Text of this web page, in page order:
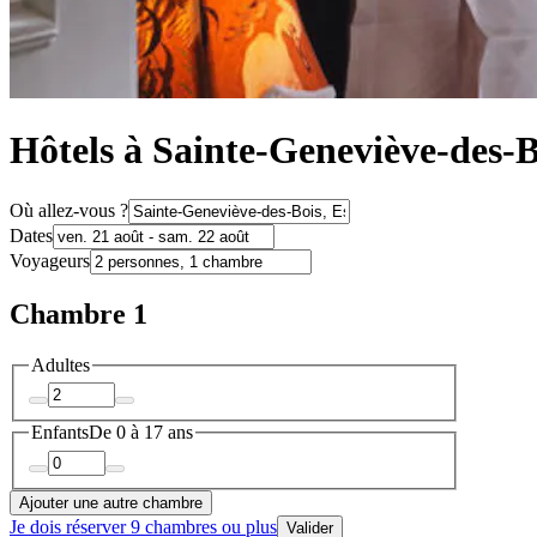
Hôtels à Sainte-Geneviève-des-
Où allez-vous ?
Dates
Voyageurs
Chambre 1
Adultes
EnfantsDe 0 à 17 ans
Ajouter une autre chambre
Je dois réserver 9 chambres ou plus Valider